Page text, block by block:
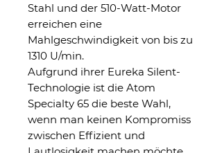
Stahl und der 510-Watt-Motor
erreichen eine
Mahlgeschwindigkeit von bis zu
1310 U/min.
Aufgrund ihrer Eureka Silent-
Technologie ist die Atom
Specialty 65 die beste Wahl,
wenn man keinen Kompromiss
zwischen Effizient und